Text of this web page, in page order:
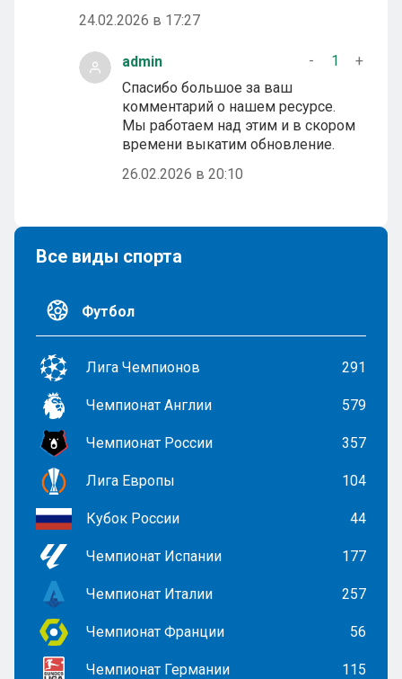
24.02.2026 в 17:27
admin - 1
+
Спасибо большое за ваш
комментарий о нашем ресурсе.
Мы работаем над этим и в скором
времени выкатим обновление.
26.02.2026 в 20:10
Все виды спорта
Футбол
Лига Чемпионов 291
Чемпионат Англии 579
Чемпионат России 357
Лига Европы 104
Кубок России 44
Чемпионат Испании 177
Чемпионат Италии 257
Чемпионат Франции 56
Чемпионат Германии 115